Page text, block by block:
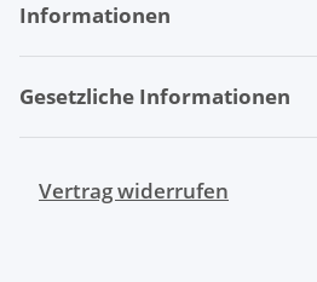
Informationen
Gesetzliche Informationen
Vertrag widerrufen